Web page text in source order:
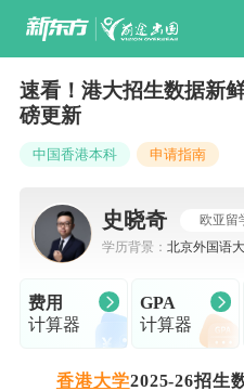
速看！港大招生数据新
磅更新
中国香港本科 申请指南
史晓奇
欧亚留
学历背景： 北京外国语
费用
计算器
GPA
计算器
香港大学2025-26招生